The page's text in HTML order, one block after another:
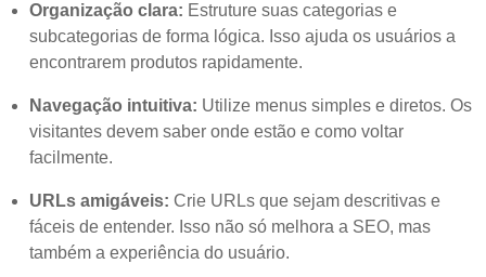
Organização clara: Estruture suas categorias e
subcategorias de forma lógica. Isso ajuda os usuários a
encontrarem produtos rapidamente.
Navegação intuitiva: Utilize menus simples e diretos. Os
visitantes devem saber onde estão e como voltar
facilmente.
URLs amigáveis: Crie URLs que sejam descritivas e
fáceis de entender. Isso não só melhora a SEO, mas
também a experiência do usuário.